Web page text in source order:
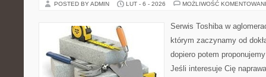
POSTED BY ADMIN LUT - 6 - 2026 MOŻLIWOŚĆ
Serwis Toshiba w
którym zaczynamy od
dopiero potem
Jeśli interesuje Cię